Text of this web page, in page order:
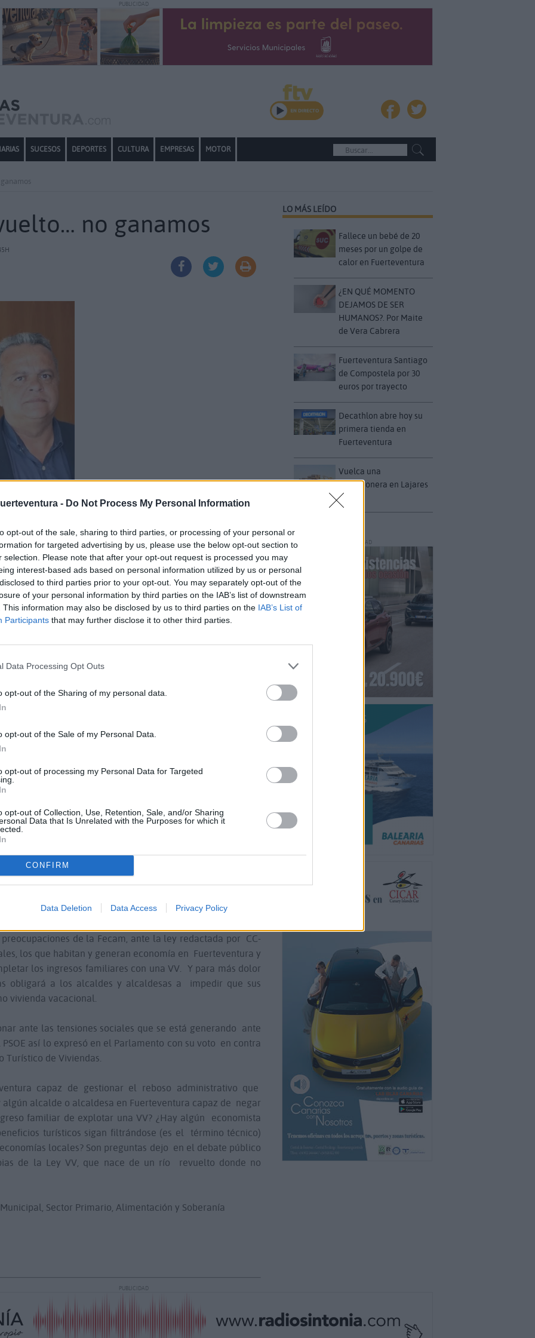
- Do Not Process My Personal Information
opt-out of the sale, sharing to third parties, or processing of your personal or
for targeted advertising by us, please use the below opt-out section to
selection. Please note that after your opt-out request is processed you may
interest-based ads based on personal information utilized by us or personal
to third parties prior to your opt-out. You may separately opt-out of the
of your personal information by third parties on the IAB’s list of downstream
This information may also be disclosed by us to third parties on the IAB’s List of
Participants that may further disclose it to other third parties.
Data Processing Opt Outs
opt-out of the Sharing of my personal data.
opt-out of the Sale of my Personal Data.
opt-out of processing my Personal Data for Targeted
opt-out of Collection, Use, Retention, Sale, and/or Sharing
Data that Is Unrelated with the Purposes for which it
CONFIRM
Data Deletion Data Access Privacy Policy
PUBLICIDAD
SUCESOS DEPORTES CULTURA EMPRESAS MOTOR
no ganamos
lo ha dejado claro: la Ley de Ordenación Sostenible
y sustituye al Decreto 113/2015 y que regulará la
presta a demasiadas interpretaciones y exige que se
vacacional, ya que afecta lo mismo a los vecinos y
poblaciones, como Tuineje o Tiscamanita, que a los
fondos buitre) que compran y explotan a gran escala
en estos casos, el refranero popular acierta: a río revuelto
ganancia para pescadores industriales sin arraigo
pequeños tenedores locales.
y su “rechazo absoluto” a que el Gobierno de Canarias
normativo claro y específico para la regulación de las
vacacionales. Y este punto es clave, ya que esa falta de
por dicha ley de redacción turbia, precisamente a
sus ingresos familiares para seguir habitando en
el asunto de las actividades clasificadas genera un “riesgo
municipios que debe ser resuelto por el Ejecutivo
y no ser trasladado a los alcaldes y alcaldesas de los
política de “quitar el titulo habitante a sus vecinos y
de la Fecam, ante la ley redactada por CC-
los que habitan y generan economía en Fuerteventura y
los ingresos familiares con una VV. Y para más dolor
obligará a los alcaldes y alcaldesas a impedir que sus
vivienda vacacional.
ante las tensiones sociales que se está generando ante
así lo expresó en el Parlamento con su voto en contra
Turístico de Viviendas.
capaz de gestionar el reboso administrativo que
alcalde o alcaldesa en Fuerteventura capaz de negar
familiar de explotar una VV? ¿Hay algún economista
turísticos sigan filtrándose (es el término técnico)
locales? Son preguntas dejo en el debate público
de la Ley VV, que nace de un río revuelto donde no
Sector Primario, Alimentación y Soberanía
LO MÁS LEÍDO
Fallece un bebé de 20
meses por un golpe de
calor en Fuerteventura
¿EN QUÉ MOMENTO
DEJAMOS DE SER
HUMANOS?. Por Maite
de Vera Cabrera
Fuerteventura Santiago
de Compostela por 30
euros por trayecto
Decathlon abre hoy su
primera tienda en
Fuerteventura
Vuelca una
hormigonera en Lajares
PUBLICIDAD
PUBLICIDAD